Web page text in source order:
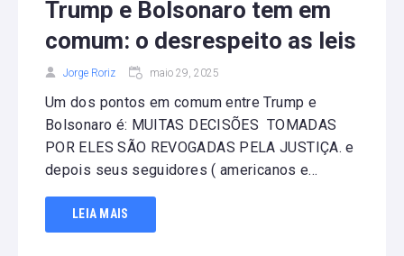
Trump e Bolsonaro tem em
comum: o desrespeito as leis
Jorge Roriz maio 29, 2025
Um dos pontos em comum entre Trump e
Bolsonaro é: MUITAS DECISÕES TOMADAS
POR ELES SÃO REVOGADAS PELA JUSTIÇA. e
depois seus seguidores ( americanos e...
LEIA MAIS